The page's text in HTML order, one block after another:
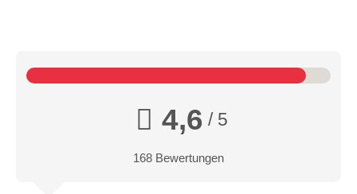
4,6 / 5
168 Bewertungen